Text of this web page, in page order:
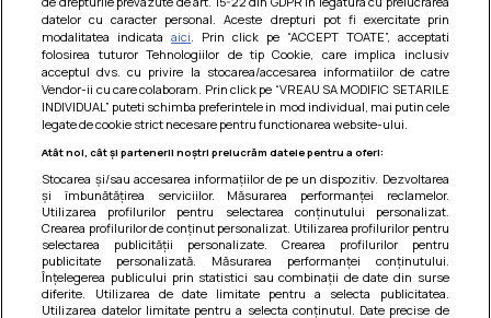
Barcute din vinete cu arpagic rosu
Un deliciu usor de preparat!
datelor cu caracter personal. Aceste drepturi pot fi exercitate prin
modalitatea indicataaici . Prin click pe “ACCEPT TOATE”, acceptati
folosirea tuturor Tehnologiilor de tip Cookie, care implica inclusiv
acceptul dvs. cu privire la stocarea/accesarea informatiilor de catre
Vendor-ii cu care colaboram. Prin click pe “VREAU SA MODIFIC SETARILE
INDIVIDUAL” puteti schimba preferintele in mod individual, mai putin cele
legate de cookie strict necesare pentru functionarea website-ului.
Atât noi, cât și partenerii noștri prelucrăm datele pentru a oferi:
Stocarea și/sau accesarea informațiilor de pe un dispozitiv. Dezvoltarea
și îmbunătățirea serviciilor. Măsurarea performanței reclamelor.
Utilizarea profilurilor pentru selectarea conținutului personalizat.
Crearea profilurilor de conținut personalizat. Utilizarea profilurilor pentru
selectarea publicității personalizate. Crearea profilurilor pentru
publicitate personalizată. Măsurarea performanței conținutului.
Înțelegerea publicului prin statistici sau combinații de date din surse
diferite. Utilizarea de date limitate pentru a selecta publicitatea.
Utilizarea datelor limitate pentru a selecta conținutul. Date precise de